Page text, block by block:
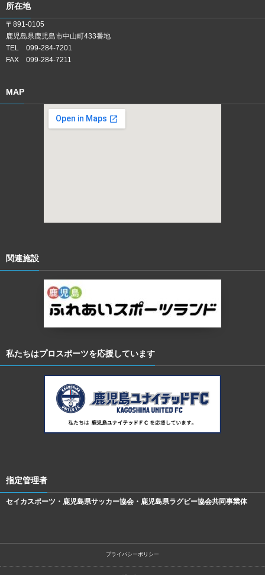
所在地
〒891-0105
鹿児島県鹿児島市中山町433番地
TEL 099-284-7201
FAX 099-284-7211
MAP
関連施設
私たちはプロスポーツを応援しています
指定管理者
セイカスポーツ・鹿児島県サッカー協会・鹿児島県ラグビー協会共同事業体
プライバシーポリシー